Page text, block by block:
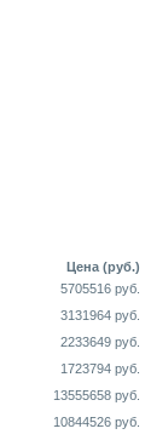
Цена (руб.)
5705516 руб.
3131964 руб.
2233649 руб.
1723794 руб.
13555658 руб.
10844526 руб.